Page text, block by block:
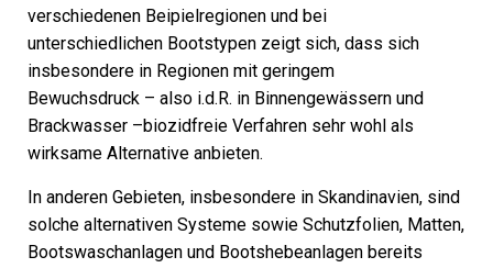
verschiedenen Beipielregionen und bei
unterschiedlichen Bootstypen zeigt sich, dass sich
insbesondere in Regionen mit geringem
Bewuchsdruck – also i.d.R. in Binnengewässern und
Brackwasser –biozidfreie Verfahren sehr wohl als
wirksame Alternative anbieten.
In anderen Gebieten, insbesondere in Skandinavien, sind
solche alternativen Systeme sowie Schutzfolien, Matten,
Bootswaschanlagen und Bootshebeanlagen bereits